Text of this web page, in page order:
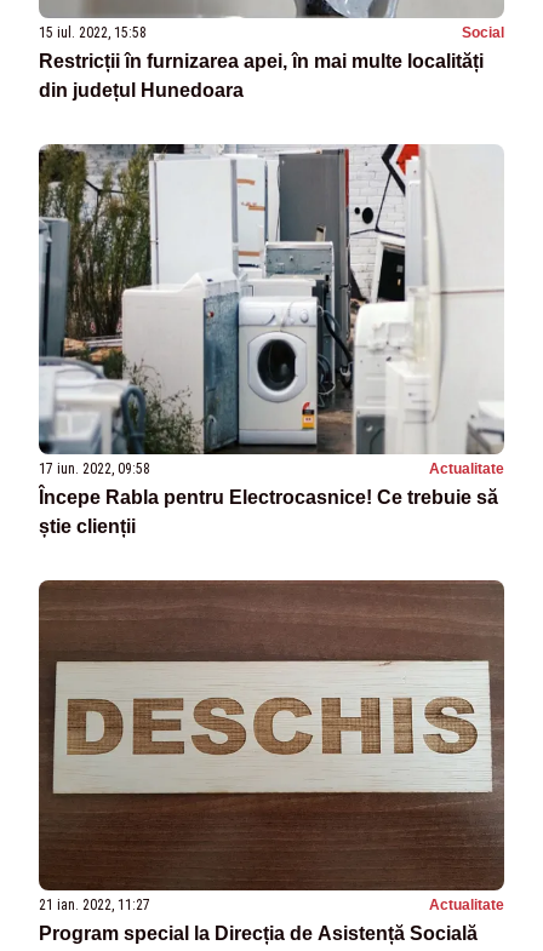
15 iul. 2022, 15:58 Social
Restricții în furnizarea apei, în mai multe localități
din județul Hunedoara
17 iun. 2022, 09:58 Actualitate
Începe Rabla pentru Electrocasnice! Ce trebuie să
știe clienții
21 ian. 2022, 11:27 Actualitate
Program special la Direcția de Asistență Socială